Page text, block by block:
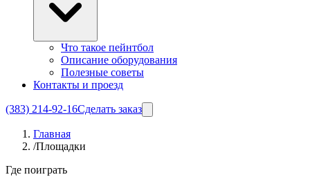
Что такое пейнтбол
Описание оборудования
Полезные советы
Контакты и проезд
(383) 214-92-16Сделать заказ
Главная
/Площадки
Где поиграть